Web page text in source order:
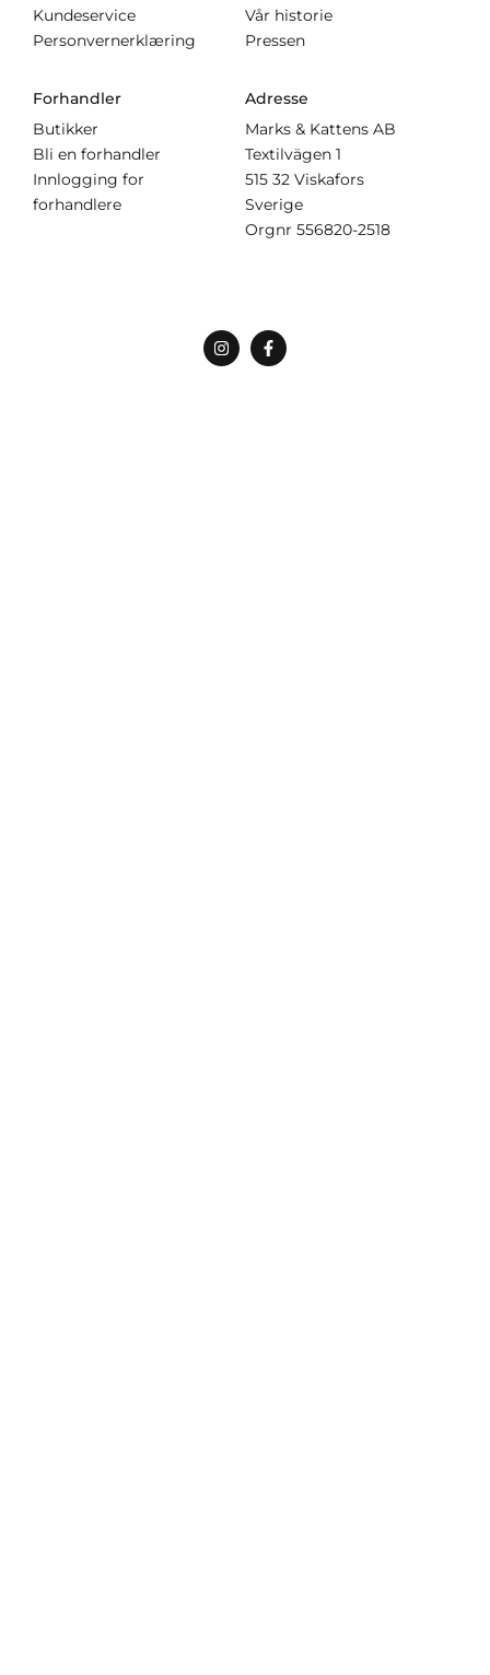
Kundeservice
Personvernerklæring
Vår historie
Pressen
Forhandler
Butikker
Bli en forhandler
Innlogging for
forhandlere
Adresse
Marks & Kattens AB
Textilvägen 1
515 32 Viskafors
Sverige
Orgnr 556820-2518